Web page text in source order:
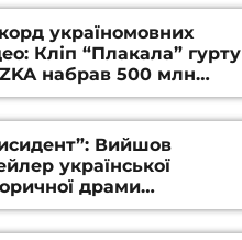
україномовних
Кліп “Плакала” гурту
набрав 500 млн
на YouTube
Вийшов
української
драми
Гуренка та
Алфьорова (ВІДЕО)